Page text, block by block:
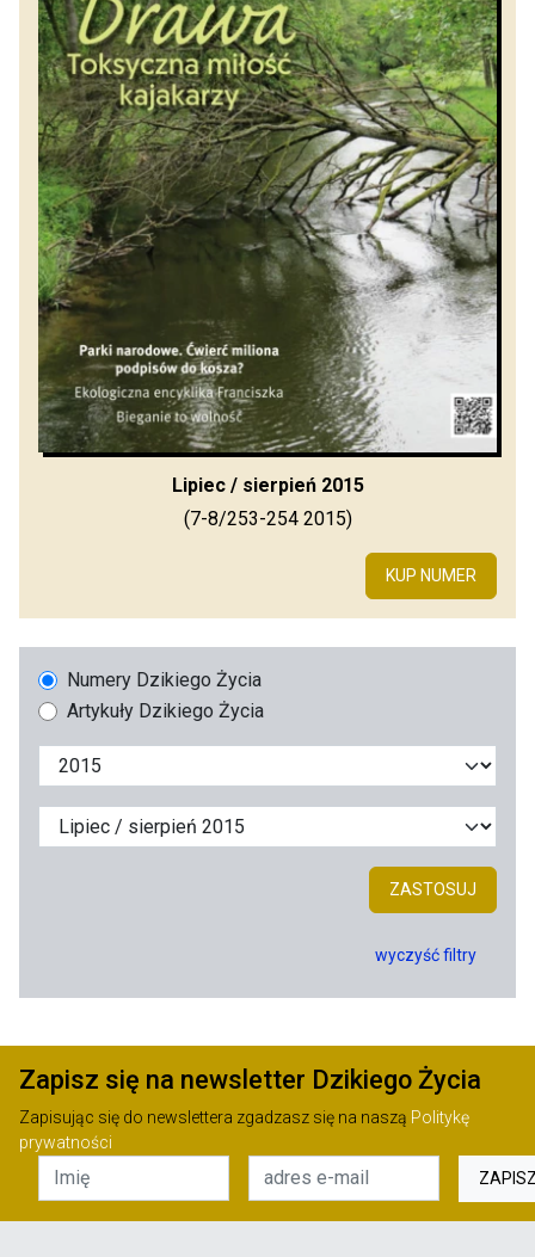
Lipiec / sierpień 2015
(7-8/253-254 2015)
KUP NUMER
Numery Dzikiego Życia
Artykuły Dzikiego Życia
ZASTOSUJ
wyczyść filtry
Zapisz się na newsletter Dzikiego Życia
Zapisując się do newslettera zgadzasz się na naszą Politykę
prywatności